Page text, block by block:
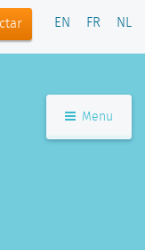
EN FR NL
Menu